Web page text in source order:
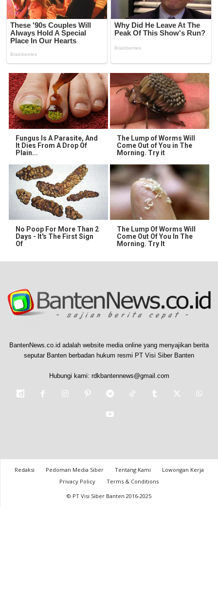
Fungus Is A Parasite, And
It Dies From A Drop Of
Plain...
The Lump of Worms Will
Come Out of You in The
Morning. Try it
No Poop For More Than 2
Days - It's The First Sign
Of
The Lump Of Worms Will
Come Out Of You In The
Morning. Try It
BantenNews.co.id adalah website media online yang menyajikan berita
seputar Banten berbadan hukum resmi PT Visi Siber Banten
Hubungi kami: rdkbantennews@gmail.com
Redaksi Pedoman Media Siber Tentang Kami
Lowongan Kerja
Privacy Policy
Terms & Conditions
© PT Visi Siber Banten 2016-2025